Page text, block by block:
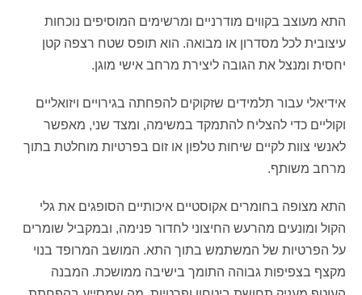
התא מעוצב בקווים מודרניים ומרשימים המוסיפים נוכחות
עיצובית לכל מסדרון או מבואה. הוא תופס שטח רצפה קטן
יחסית ומנצל את הגובה ליצירת מרחב אישי מוגן.
אידיאלי עבור תלמידים שזקוקים להפחתה בגירויים ויזואליים
וקוליים כדי להצליח להתמקד במשימה, ומצד שני, מאפשר
לאנשי צוות לקיים שיחות טלפון או זום בפרטיות מוחלטת בתוך
מרחב משותף.
התא מצופה בחומרים אקוסטיים איכותיים הסופגים את גלי
הקול ומונעים מהרעש החיצוני לחדור פנימה, ובמקביל שומרים
על הפרטיות של המשתמש בתוך התא. המושב המרופד בנוי
מקצף בצפיפות גבוהה התומך בישיבה ממושכת. המבנה